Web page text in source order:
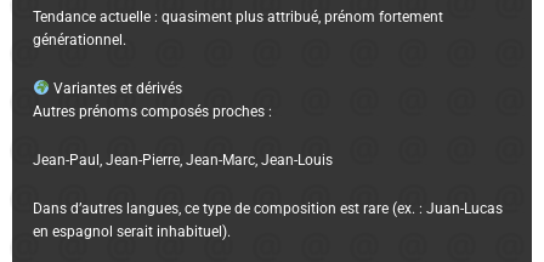
Tendance actuelle : quasiment plus attribué, prénom fortement
générationnel.
Variantes et dérivés
Autres prénoms composés proches :
Jean-Paul, Jean-Pierre, Jean-Marc, Jean-Louis
Dans d’autres langues, ce type de composition est rare (ex. : Juan-Lucas
en espagnol serait inhabituel).